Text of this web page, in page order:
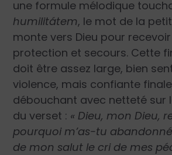
une formule mélodique
humilitátem, le mot de la
monte vers Dieu pour
protection et secours. Cette
doit être assez large, bien
violence, mais confiante
débouchant avec netteté sur
du verset : « Dieu, mon Dieu,
pourquoi m’as-tu abandonné
de mon salut le cri de mes